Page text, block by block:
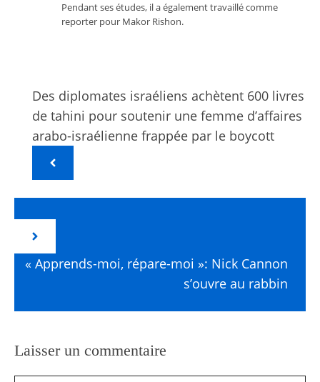
Pendant ses études, il a également travaillé comme
reporter pour Makor Rishon.
Des diplomates israéliens achètent 600 livres
de tahini pour soutenir une femme d’affaires
arabo-israélienne frappée par le boycott
« Apprends-moi, répare-moi »: Nick Cannon
s’ouvre au rabbin
Laisser un commentaire